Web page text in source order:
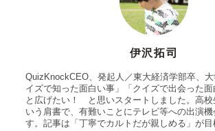
伊沢拓司
QuizKnockCEO、発起人／東大経済学部卒、
イズで知った面白い事」「クイズで出会った
と広げたい！ と思いスタートしました。高校
いう肩書で、有難いことにテレビ等への出演機
す。記事は「丁寧でカルトだが親しめる」が目